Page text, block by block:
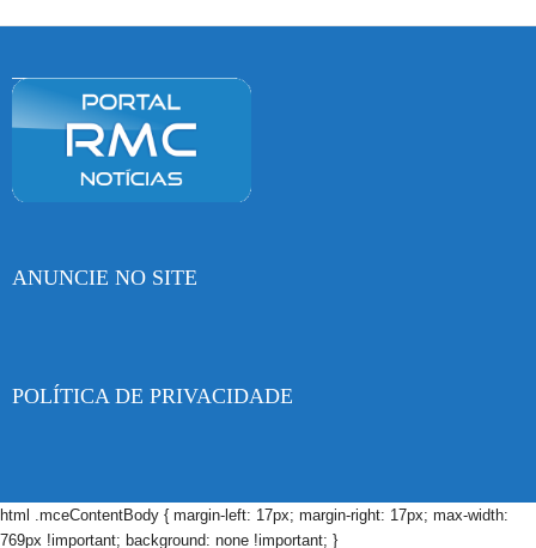
ANUNCIE NO SITE
POLÍTICA DE PRIVACIDADE
html .mceContentBody { margin-left: 17px; margin-right: 17px; max-width:
769px !important; background: none !important; }